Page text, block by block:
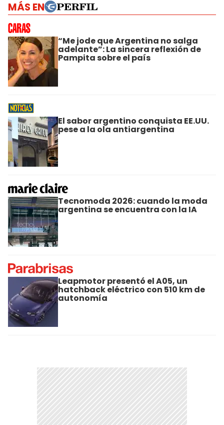
MÁS EN
“Me jode que Argentina no salga
adelante”: La sincera reflexión de
Pampita sobre el país
El sabor argentino conquista EE.UU.
pese a la ola antiargentina
Tecnomoda 2026: cuando la moda
argentina se encuentra con la IA
Leapmotor presentó el A05, un
hatchback eléctrico con 510 km de
autonomía